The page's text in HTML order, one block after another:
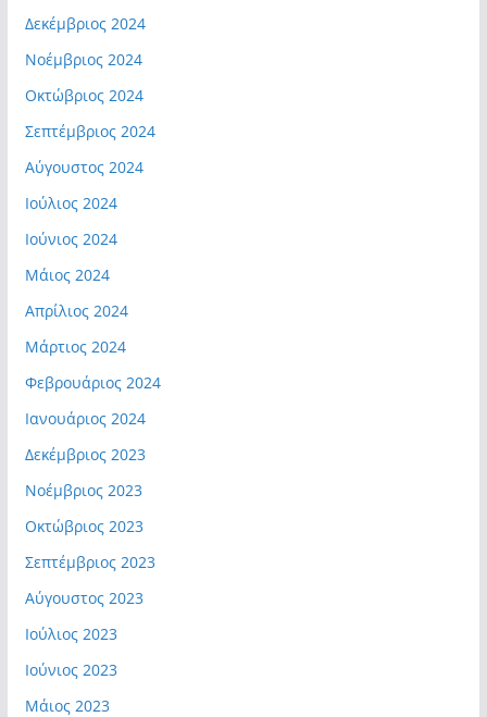
Δεκέμβριος 2024
Νοέμβριος 2024
Οκτώβριος 2024
Σεπτέμβριος 2024
Αύγουστος 2024
Ιούλιος 2024
Ιούνιος 2024
Μάιος 2024
Απρίλιος 2024
Μάρτιος 2024
Φεβρουάριος 2024
Ιανουάριος 2024
Δεκέμβριος 2023
Νοέμβριος 2023
Οκτώβριος 2023
Σεπτέμβριος 2023
Αύγουστος 2023
Ιούλιος 2023
Ιούνιος 2023
Μάιος 2023